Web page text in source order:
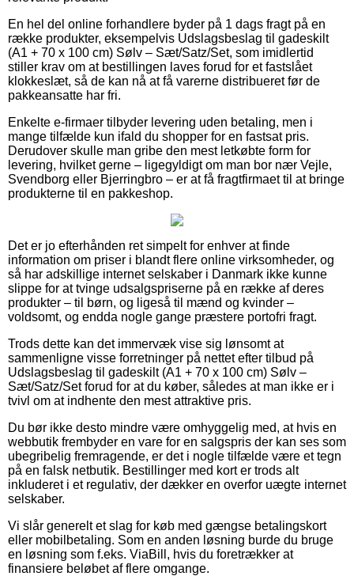
En hel del online forhandlere byder på 1 dags fragt på en
række produkter, eksempelvis Udslagsbeslag til gadeskilt
(A1 + 70 x 100 cm) Sølv – Sæt/Satz/Set, som imidlertid
stiller krav om at bestillingen laves forud for et fastslået
klokkeslæt, så de kan nå at få varerne distribueret før de
pakkeansatte har fri.
Enkelte e-firmaer tilbyder levering uden betaling, men i
mange tilfælde kun ifald du shopper for en fastsat pris.
Derudover skulle man gribe den mest letkøbte form for
levering, hvilket gerne – ligegyldigt om man bor nær Vejle,
Svendborg eller Bjerringbro – er at få fragtfirmaet til at bringe
produkterne til en pakkeshop.
Det er jo efterhånden ret simpelt for enhver at finde
information om priser i blandt flere online virksomheder, og
så har adskillige internet selskaber i Danmark ikke kunne
slippe for at tvinge udsalgspriserne på en række af deres
produkter – til børn, og ligeså til mænd og kvinder –
voldsomt, og endda nogle gange præstere portofri fragt.
Trods dette kan det immervæk vise sig lønsomt at
sammenligne visse forretninger på nettet efter tilbud på
Udslagsbeslag til gadeskilt (A1 + 70 x 100 cm) Sølv –
Sæt/Satz/Set forud for at du køber, således at man ikke er i
tvivl om at indhente den mest attraktive pris.
Du bør ikke desto mindre være omhyggelig med, at hvis en
webbutik frembyder en vare for en salgspris der kan ses som
ubegribelig fremragende, er det i nogle tilfælde være et tegn
på en falsk netbutik. Bestillinger med kort er trods alt
inkluderet i et regulativ, der dækker en overfor uægte internet
selskaber.
Vi slår generelt et slag for køb med gængse betalingskort
eller mobilbetaling. Som en anden løsning burde du bruge
en løsning som f.eks. ViaBill, hvis du foretrækker at
finansiere beløbet af flere omgange.